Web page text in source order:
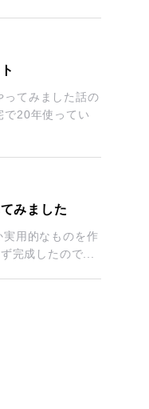
ってみました話の
20年使ってい
てみました
用的なものを作
完成したので...